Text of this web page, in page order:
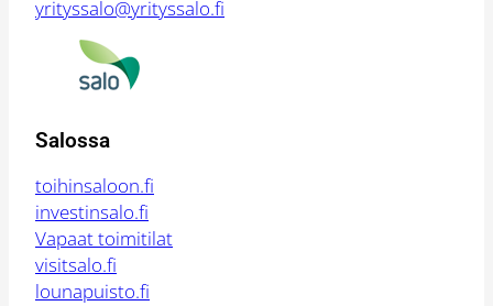
yrityssalo@yrityssalo.fi
Salossa
toihinsaloon.fi
investinsalo.fi
Vapaat toimitilat
visitsalo.fi
lounapuisto.fi